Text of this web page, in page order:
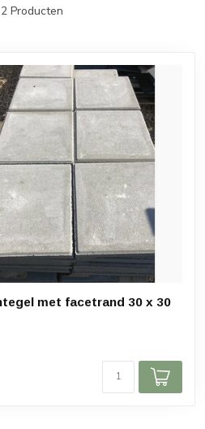
2 Producten
met facetrand 30 x 30